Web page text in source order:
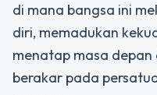
di mana bangsa ini
diri, memadukan
menatap masa
berakar pada